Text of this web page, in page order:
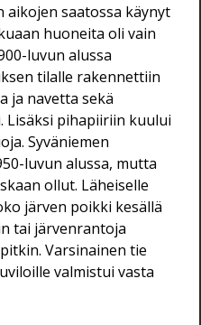
aikojen saatossa käynyt
huoneita oli vain
luvun alussa
tilalle rakennettiin
ja navetta sekä
Lisäksi pihapiiriin kuului
Syväniemen
luvun alussa, mutta
ollut. Läheiselle
järven poikki kesällä
tai järvenrantoja
Varsinainen tie
valmistui vasta